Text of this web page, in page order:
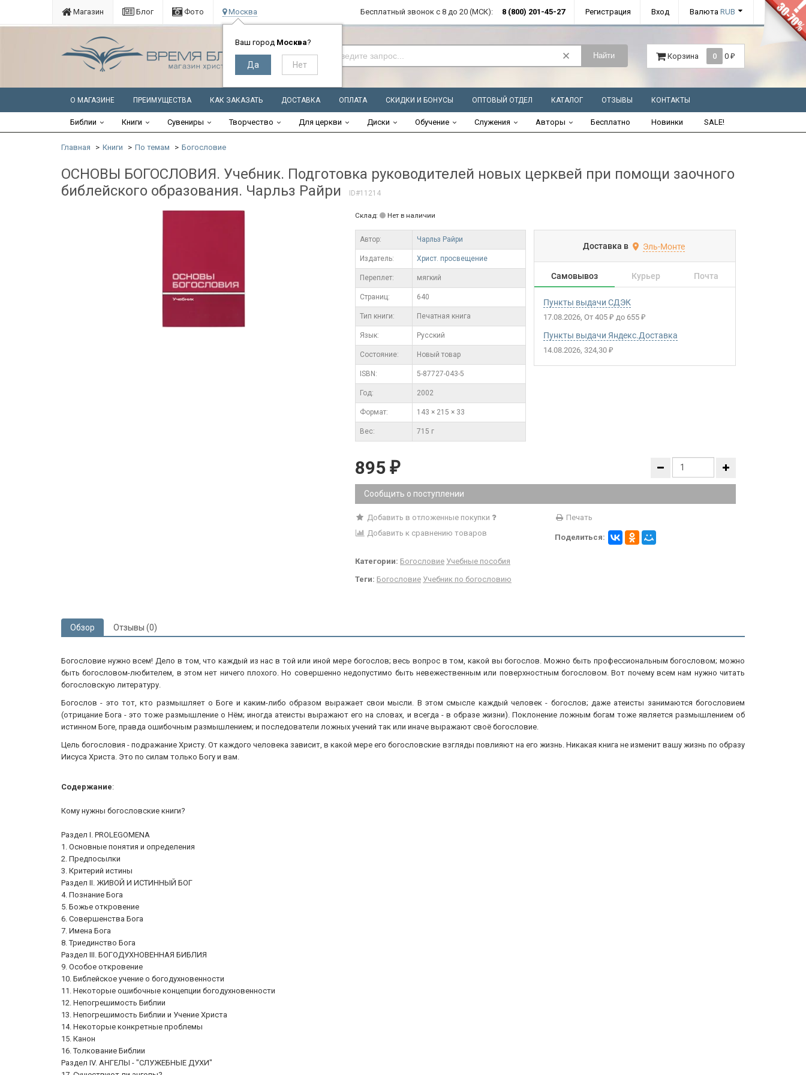
Магазин Блог Фото Москва
Ваш город Москва?
Бесплатный звонок с 8 до 20 (МСК): 8 (800) 201-45-27 Регистрация Вход Валюта RUB
Найти Корзина 0 0 ₽
О МАГАЗИНЕ ПРЕИМУЩЕСТВА КАК ЗАКАЗАТЬ ДОСТАВКА ОПЛАТА СКИДКИ И БОНУСЫ ОПТОВЫЙ ОТДЕЛ КАТАЛОГ ОТЗЫВЫ КОНТАКТЫ
Библии Книги Сувениры Творчество Для церкви Диски Обучение Служения Авторы Бесплатно Новинки SALE!
Главная Книги По темам Богословие
ОСНОВЫ БОГОСЛОВИЯ. Учебник. Подготовка руководителей новых церквей при помощи заочного
библейского образования. Чарльз Райри
ID#11214
Склад: Нет в наличии
Автор: Чарльз Райри
Издатель: Христ. просвещение
Переплет: мягкий
Cтраниц: 640
Тип книги: Печатная книга
Язык: Русский
Состояние: Новый товар
ISBN: 5-87727-043-5
Год: 2002
Формат: 143 × 215 × 33
Вес: 715 г
Доставка в Эль-Монте
Самовывоз Курьер Почта
Пункты выдачи СДЭК
17.08.2026 От 405₽ до 655₽
Пункты выдачи Яндекс.Доставка
14.08.2026 324,30₽
895 ₽
Сообщить о поступлении
Добавить в отложенные покупки
Печать
Добавить к сравнению товаров
Поделиться:
Категории: Богословие Учебные пособия
Теги: Богословие Учебник по богословию
Обзор Отзывы (0)
Богословие нужно всем! Дело в том, что каждый из нас в той или иной мере богослов; весь вопрос в том, какой вы богослов. Можно быть профессиональным богословом; можно
быть богословом-любителем, в этом нет ничего плохого. Но совершенно недопустимо быть невежественным или поверхностным богословом. Вот почему всем нам нужно читать
богословскую литературу.
Богослов - это тот, кто размышляет о Боге и каким-либо образом выражает свои мысли. В этом смысле каждый человек - богослов; даже атеисты занимаются богословием
(отрицание Бога - это тоже размышление о Нём; иногда атеисты выражают его на словах, и всегда - в образе жизни). Поклонение ложным богам тоже является размышлением об
истинном Боге, правда ошибочным размышлением; и последователи ложных учений так или иначе выражают своё богословие.
Цель богословия - подражание Христу. От каждого человека зависит, в какой мере его богословские взгляды повлияют на его жизнь. Никакая книга не изменит вашу жизнь по образу
Иисуса Христа. Это по силам только Богу и вам.
Содержание:
Кому нужны богословские книги?
Раздел I. PROLEGOMENA
1. Основные понятия и определения
2. Предпосылки
3. Критерий истины
Раздел II. ЖИВОЙ И ИСТИННЫЙ БОГ
4. Познание Бога
5. Божье откровение
6. Совершенства Бога
7. Имена Бога
8. Триединство Бога
Раздел III. БОГОДУХНОВЕННАЯ БИБЛИЯ
9. Особое откровение
10. Библейское учение о богодухновенности
11. Некоторые ошибочные концепции богодухновенности
12. Непогрешимость Библии
13. Непогрешимость Библии и Учение Христа
14. Некоторые конкретные проблемы
15. Канон
16. Толкование Библии
Раздел IV. АНГЕЛЫ - "СЛУЖЕБНЫЕ ДУХИ"